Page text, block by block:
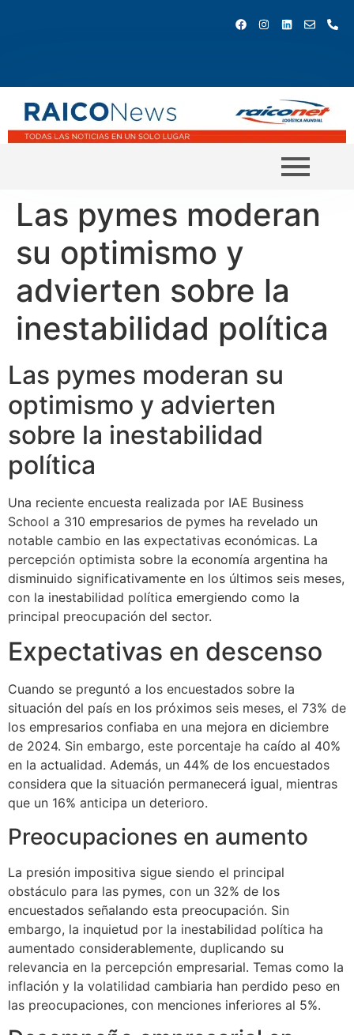
Las pymes moderan
su optimismo y
advierten sobre la
inestabilidad política
Las pymes moderan su
optimismo y advierten
sobre la inestabilidad
política
Una reciente encuesta realizada por IAE Business
School a 310 empresarios de pymes ha revelado un
notable cambio en las expectativas económicas. La
percepción optimista sobre la economía argentina ha
disminuido significativamente en los últimos seis meses,
con la inestabilidad política emergiendo como la
principal preocupación del sector.
Expectativas en descenso
Cuando se preguntó a los encuestados sobre la
situación del país en los próximos seis meses, el 73% de
los empresarios confiaba en una mejora en diciembre
de 2024. Sin embargo, este porcentaje ha caído al 40%
en la actualidad. Además, un 44% de los encuestados
considera que la situación permanecerá igual, mientras
que un 16% anticipa un deterioro.
Preocupaciones en aumento
La presión impositiva sigue siendo el principal
obstáculo para las pymes, con un 32% de los
encuestados señalando esta preocupación. Sin
embargo, la inquietud por la inestabilidad política ha
aumentado considerablemente, duplicando su
relevancia en la percepción empresarial. Temas como la
inflación y la volatilidad cambiaria han perdido peso en
las preocupaciones, con menciones inferiores al 5%.